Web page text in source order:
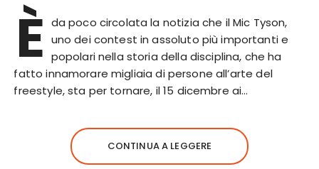
È da poco circolata la notizia che il Mic Tyson,
uno dei contest in assoluto più importanti e
popolari nella storia della disciplina, che ha
fatto innamorare migliaia di persone all’arte del
freestyle, sta per tornare, il 15 dicembre ai…
CONTINUA A LEGGERE